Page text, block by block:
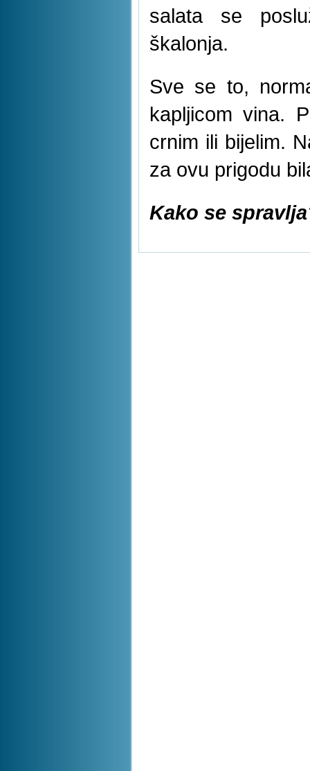
salata se
škalonja.
Sve se to,
kapljicom vina.
crnim ili bijelim.
za ovu prigodu
Kako se